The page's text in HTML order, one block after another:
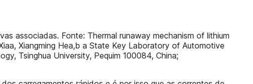
associadas. Fonte: Thermal runaway mechanism of lithium
Xiangming Hea,b a State Key Laboratory of Automotive
Tsinghua University, Pequim 100084, China;